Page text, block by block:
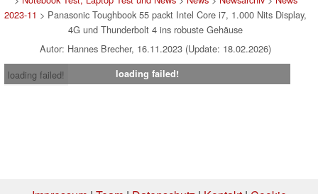
2023-11 > Panasonic Toughbook 55 packt Intel Core i7, 1.000 Nits Display,
4G und Thunderbolt 4 ins robuste Gehäuse
Autor: Hannes Brecher, 16.11.2023 (Update: 18.02.2026)
loading failed!
loading failed!